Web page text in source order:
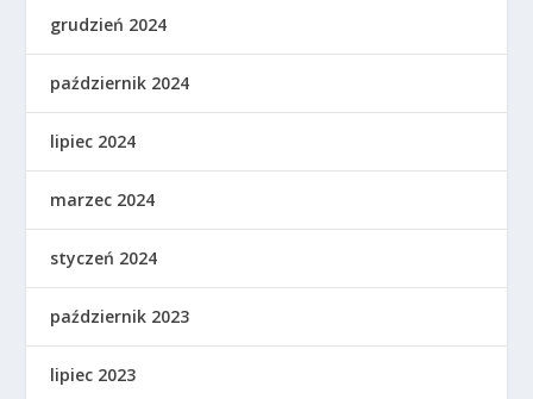
grudzień 2024
październik 2024
lipiec 2024
marzec 2024
styczeń 2024
październik 2023
lipiec 2023